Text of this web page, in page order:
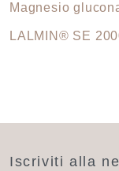
Magnesio
LALMIN® SE
Iscriviti alla